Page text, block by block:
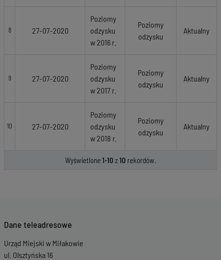
8 27-07-2020
Poziomy
odzysku
w 2016 r.
Poziomy
odzysku
Aktualny
9 27-07-2020
Poziomy
odzysku
w 2017 r.
Poziomy
odzysku
Aktualny
10 27-07-2020
Poziomy
odzysku
w 2018 r.
Poziomy
odzysku
Aktualny
Wyświetlone1-10 z10 rekordów.
Dane teleadresowe
Urząd Miejski w Miłakowie
ul. Olsztyńska 16